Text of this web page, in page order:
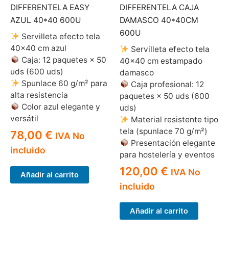
DIFFERENTELA EASY
AZUL 40*40 600U
Servilleta efecto tela
40×40 cm azul
Caja: 12 paquetes × 50
uds (600 uds)
Spunlace 60 g/m² para
alta resistencia
Color azul elegante y
versátil
78,00 € IVA No
incluido
Añadir al carrito
DIFFERENTELA CAJA
DAMASCO 40*40CM
600U
Servilleta efecto tela
40×40 cm estampado
damasco
Caja profesional: 12
paquetes × 50 uds (600
uds)
Material resistente tipo
tela (spunlace 70 g/m²)
Presentación elegante
para hostelería y eventos
120,00 € IVA No
incluido
Añadir al carrito